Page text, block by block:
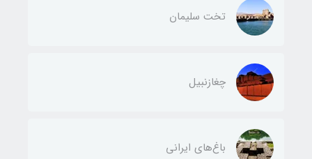
تخت سلیمان
چغازنبیل
باغ‌های ایرانی